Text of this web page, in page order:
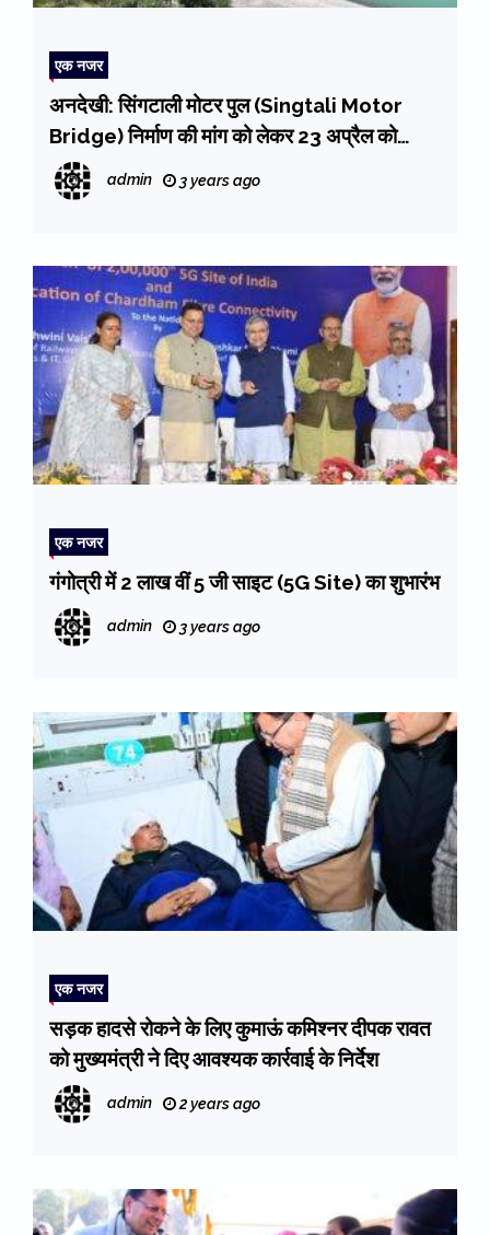
एक नजर
अनदेखी: सिंगटाली मोटर पुल (Singtali Motor
Bridge) निर्माण की मांग को लेकर 23 अप्रैल को
सतपुली में धरना-प्रदर्शन
admin 3 years ago
एक नजर
गंगोत्री में 2 लाख वीं 5 जी साइट (5G Site) का शुभारंभ
admin 3 years ago
एक नजर
सड़क हादसे रोकने के लिए कुमाऊं कमिश्नर दीपक रावत
को मुख्यमंत्री ने दिए आवश्यक कार्रवाई के निर्देश
admin 2 years ago